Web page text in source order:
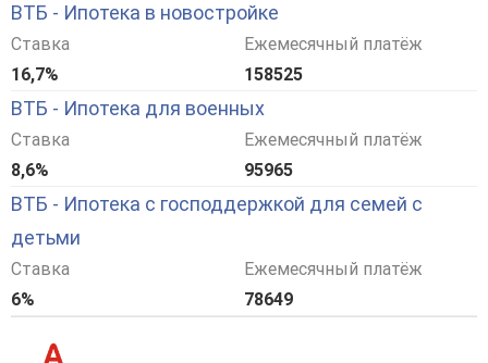
ВТБ - Ипотека в новостройке
Ставка
16,7%
Ежемесячный платёж
158525
ВТБ - Ипотека для военных
Ставка
8,6%
Ежемесячный платёж
95965
ВТБ - Ипотека с господдержкой для семей с
детьми
Ставка
6%
Ежемесячный платёж
78649